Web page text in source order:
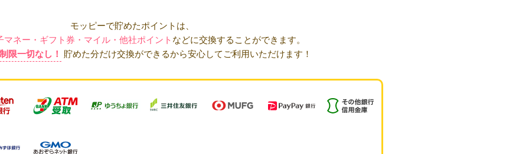
モッピーで貯めたポイントは、
マネー・ギフト券・マイル・他社ポイント などに交換することができます。
限一切なし！
貯めた分だけ交換ができるから安心してご利用いただけます！